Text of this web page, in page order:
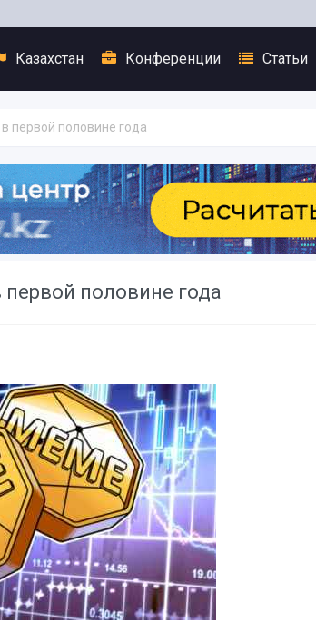
Казахстан Конференции Статьи
первой половине года
половине года